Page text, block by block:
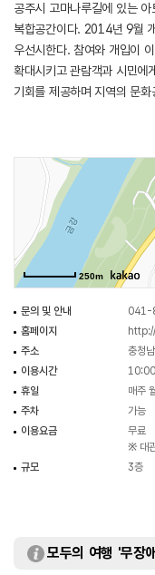
공주시 고마나루길에 있는
복합공간이다. 2014년 9월
우선시한다. 참여와 개입이
확대시키고 관람객과 시민에
기회를 제공하며 지역의 문
프로그램을 통해 관람객에
250m
문의 및 안내
041-
홈페이지
주소
충청
이용시간
휴일
매주
주차
가능
이용요금
무료
※ 대
규모
3층
모두의 여행 '무장